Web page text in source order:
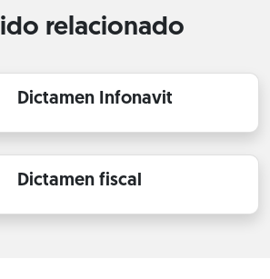
relacionado
Dictamen Infonavit
Dictamen fiscal